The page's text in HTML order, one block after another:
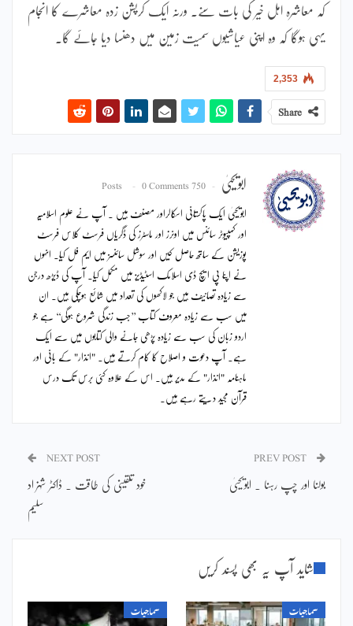
کہ معاشرہ اہل خیر کی بات سنے۔ ورنہ ایک کرپشن زدہ معاشرے کا انجام
یہی ہوگا کہ وہ اپنی عیاشیوں سمیت زمین میں دھنسا دیا جائے گا۔
2,353
Share
ابویحییٰ 750 Posts
0 Comments
ابویحییٰ ایک پاکستانی اسکالراور مصنف ہیں ۔ آپ نے علوم اسلامیہ
اور کمپیوٹر سائنس میں اونرز اور ماسٹرز کی ڈگریاں فرسٹ کلاس فرسٹ
پوزیشن کے ساتھ حاصل کیں اور سوشل سائنسز میں ایم فل کیا۔ انہوں
نے اپنا پی ایچ ڈی اسلامک اسٹیڈیز میں مکمل کیا۔ آپ کی ڈیڑھ درجن
سے زیادہ تصانیف ہیں جو لاکھوں کی تعداد میں شائع ہوچکی ہیں۔ ان
میں سب سے زیادہ معروف کتاب ’’جب زندگی شروع ہوگی‘‘ ہے جو
اردو زبان کی سب سے زیادہ پڑھی جانے والی کتابوں میں سے ایک
ہے۔ آپ دعوت و اصلاح کا کام کرتے ہیں۔ "انذار" کے بانی اور
ماہنامہ "انذار" کے مدیر ہیں۔ اس کے علاوہ کئی برس تک درس
قرآن مجید دیتے رہے ہیں۔
بولنا اور چپ رہنا ۔ ابویحییٰ
NEXT POST
خود تلقینی کی طاقت ۔ ڈاکٹر شہزاد
سلیم
شاید آپ یہ بھی پسند کریں
سماجیات سماجیات